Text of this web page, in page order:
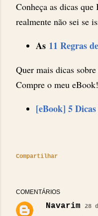
Conheça as dicas
realmente não sei se
As 11 Regras
Quer mais dicas
Compre o meu eBook!
[eBook] 5
Compartilhar
COMENTÁRIOS
Navarim 28